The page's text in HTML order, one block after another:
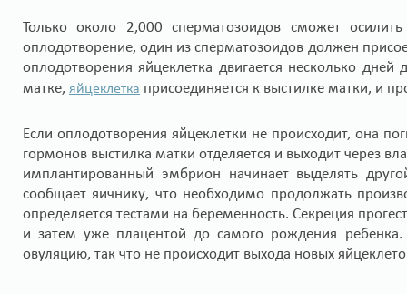
Только около 2,000 сперматозоидов сможет
оплодотворение, один из сперматозоидов должен
оплодотворения яйцеклетка двигается несколько
матке, яйцеклетка присоединяется к выстилке матки, и
Если оплодотворения яйцеклетки не происходит, она
гормонов выстилка матки отделяется и выходит через
имплантированный эмбрион начинает выделять
сообщает яичнику, что необходимо продолжать
определяется тестами на беременность. Секреция
и затем уже плацентой до самого рождения
овуляцию, так что не происходит выхода новых